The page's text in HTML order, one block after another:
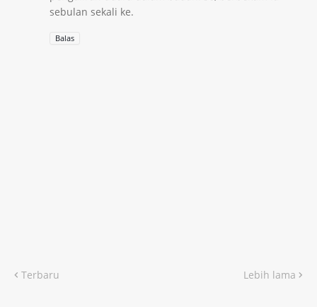
sebulan sekali ke.
Balas
Terbaru Lebih lama